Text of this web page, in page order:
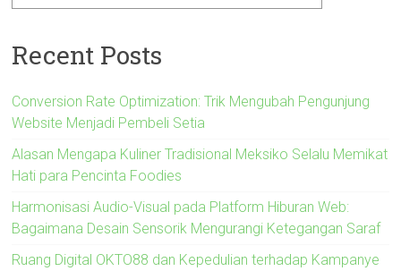
Recent Posts
Conversion Rate Optimization: Trik Mengubah Pengunjung
Website Menjadi Pembeli Setia
Alasan Mengapa Kuliner Tradisional Meksiko Selalu Memikat
Hati para Pencinta Foodies
Harmonisasi Audio-Visual pada Platform Hiburan Web:
Bagaimana Desain Sensorik Mengurangi Ketegangan Saraf
Ruang Digital OKTO88 dan Kepedulian terhadap Kampanye